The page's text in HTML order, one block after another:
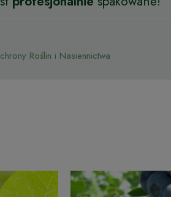
Roślin i Nasiennictwa